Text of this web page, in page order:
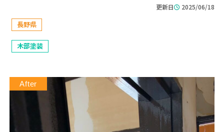
更新日 2025/06/18
長野県
木部塗装